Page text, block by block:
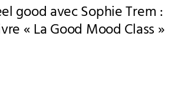
good avec Sophie Trem :
« La Good Mood Class »